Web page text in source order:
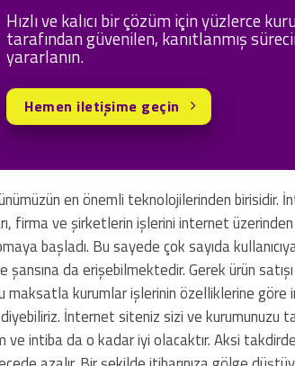
Hızlı ve kalıcı bir çözüm için yüzlerce
tarafından güvenilen, kanıtlanmış
yararlanın.
Hemen iletişime geçin
en önemli teknolojilerinden birisidir.
firma ve şirketlerin işlerini internet
başladı. Bu sayede çok sayıda
da erişebilmektedir. Gerek ürün
maksatla kurumlar işlerinin özelliklerine
diyebiliriz. İnternet siteniz sizi ve kurumunuzu
intiba da o kadar iyi olacaktır. Aksi takdirde